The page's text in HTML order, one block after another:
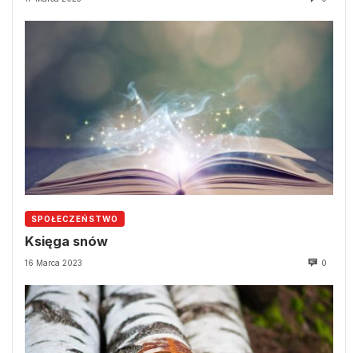
SPOŁECZEŃSTWO
Księga snów
16 Marca 2023 0